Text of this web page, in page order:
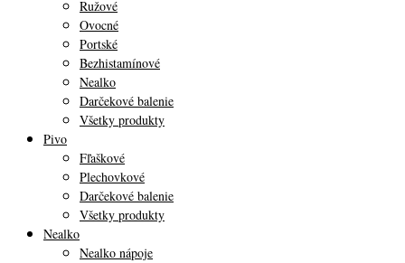
Ružové
Ovocné
Portské
Bezhistamínové
Nealko
Darčekové balenie
Všetky produkty
Pivo
Fľaškové
Plechovkové
Darčekové balenie
Všetky produkty
Nealko
Nealko nápoje